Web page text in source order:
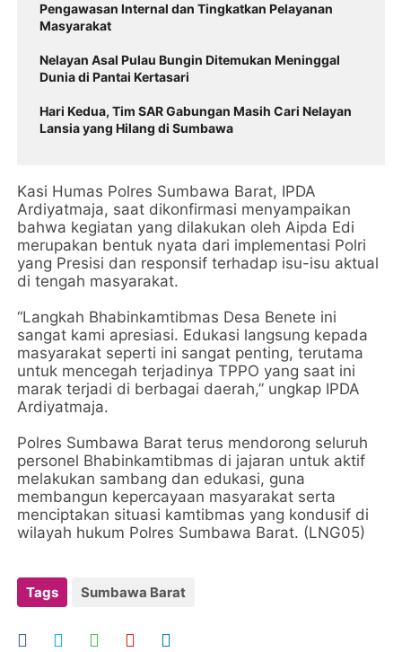
Pengawasan Internal dan Tingkatkan Pelayanan
Masyarakat
Nelayan Asal Pulau Bungin Ditemukan Meninggal
Dunia di Pantai Kertasari
Hari Kedua, Tim SAR Gabungan Masih Cari Nelayan
Lansia yang Hilang di Sumbawa
Kasi Humas Polres Sumbawa Barat, IPDA
Ardiyatmaja, saat dikonfirmasi menyampaikan
bahwa kegiatan yang dilakukan oleh Aipda Edi
merupakan bentuk nyata dari implementasi Polri
yang Presisi dan responsif terhadap isu-isu aktual
di tengah masyarakat.
“Langkah Bhabinkamtibmas Desa Benete ini
sangat kami apresiasi. Edukasi langsung kepada
masyarakat seperti ini sangat penting, terutama
untuk mencegah terjadinya TPPO yang saat ini
marak terjadi di berbagai daerah,” ungkap IPDA
Ardiyatmaja.
Polres Sumbawa Barat terus mendorong seluruh
personel Bhabinkamtibmas di jajaran untuk aktif
melakukan sambang dan edukasi, guna
membangun kepercayaan masyarakat serta
menciptakan situasi kamtibmas yang kondusif di
wilayah hukum Polres Sumbawa Barat. (LNG05)
Tags Sumbawa Barat